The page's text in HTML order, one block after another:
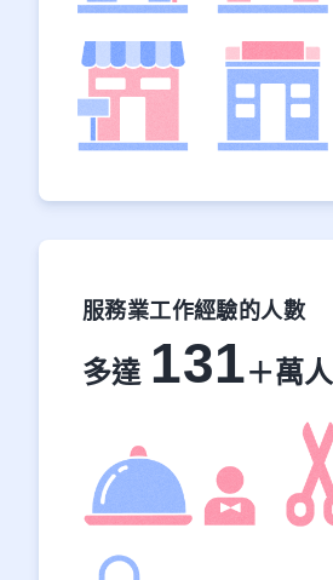
服務業工作經驗的人數
多達 131＋萬人